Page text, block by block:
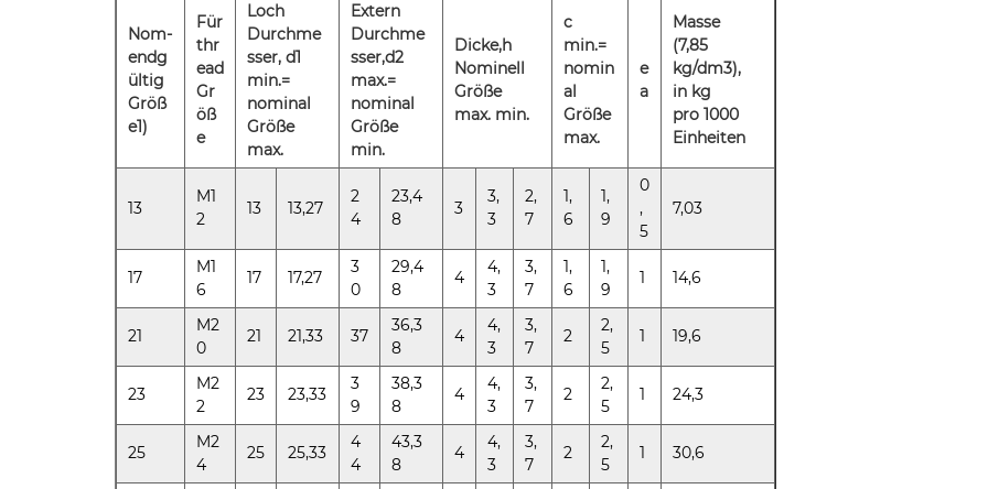
Nom-
endg
ültig
Größ
e1)
Für
thr
ead
Gr
öß
e
Loch
Durchme
sser, d1
min.=
nominal
Größe
max.
Extern
Durchme
sser,d2
max.=
nominal
Größe
min.
Dicke,h
Nominell
Größe
max. min.
c
min.=
nomin
al
Größe
max.
e
a
Masse
(7,85
kg/dm3),
in kg
pro 1000
Einheiten
13
M1
2
13 13,27
2
4
23,4
8
3
3,
3
2,
7
1,
6
1,
9
0
,
5
7,03
17
M1
6
17 17,27
3
0
29,4
8
4
4,
3
3,
7
1,
6
1,
9
1 14,6
21
M2
0
21 21,33 37
36,3
8
4
4,
3
3,
7
2
2,
5
1 19,6
23
M2
2
23 23,33
3
9
38,3
8
4
4,
3
3,
7
2
2,
5
1 24,3
25
M2
4
25 25,33
4
4
43,3
8
4
4,
3
3,
7
2
2,
5
1 30,6